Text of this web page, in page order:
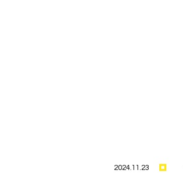
2024.11.23